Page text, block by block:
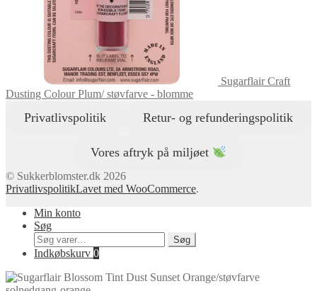
Sugarflair Craft
Dusting Colour Plum/ støvfarve - blomme
Privatlivspolitik Retur- og refunderingspolitik
Vores aftryk på miljøet
© Sukkerblomster.dk 2026
PrivatlivspolitikLavet med WooCommerce.
Min konto
Søg
Søg
efter:
Søg
Indkøbskurv 0